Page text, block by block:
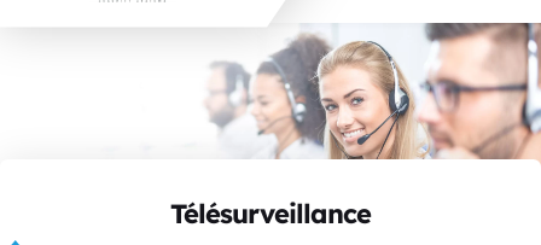
Télésurveillance